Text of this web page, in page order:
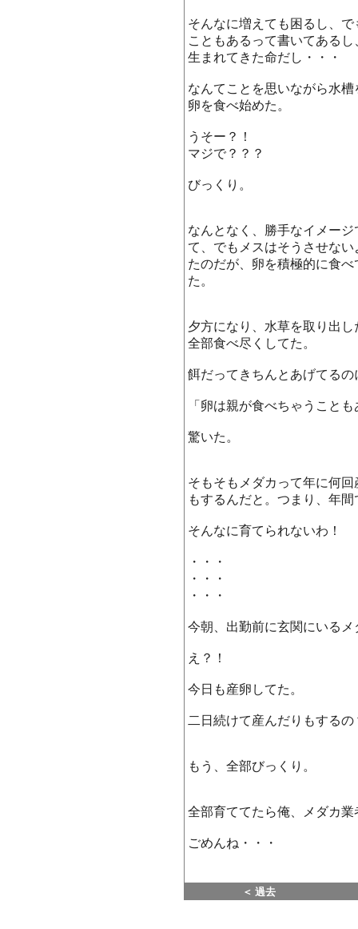
そんなに増えても困るし、
こともあるって書いてある
生まれてきた命だし・・・
なんてことを思いながら水
卵を食べ始めた。
うそー？！
マジで？？？
びっくり。
なんとなく、勝手なイメー
て、でもメスはそうさせな
たのだが、卵を積極的に食
た。
夕方になり、水草を取り出
全部食べ尽くしてた。
餌だってきちんとあげてるの
「卵は親が食べちゃうこと
驚いた。
そもそもメダカって年に何
もするんだと。つまり、年
そんなに育てられないわ！
・・・
・・・
・・・
今朝、出勤前に玄関にいるメ
え？！
今日も産卵してた。
二日続けて産んだりもするの
もう、全部びっくり。
全部育ててたら俺、メダカ
ごめんね・・・
＜ 過去